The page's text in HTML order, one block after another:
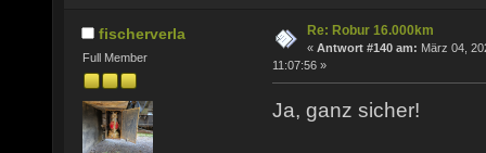
fischerverla
Full Member
Re: Robur 16.000km
« Antwort #140 am: März 04,
11:07:56 »
Ja, ganz sicher!